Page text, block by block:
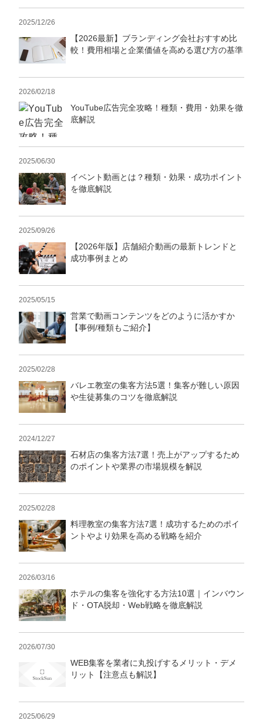
2025/12/26
【2026最新】ブランディング会社おすすめ比
較！費用相場と企業価値を高める選び方の基準
2026/02/18
YouTube広告完全攻略！種類・費用・効果を徹
底解説
2025/06/30
イベント動画とは？種類・効果・成功ポイント
を徹底解説
2025/09/26
【2026年版】店舗紹介動画の最新トレンドと
成功事例まとめ
2025/05/15
営業で動画コンテンツをどのように活かすか
【事例/種類もご紹介】
2025/02/28
バレエ教室の集客方法5選！集客が難しい原因
や生徒募集のコツを徹底解説
2024/12/27
石材店の集客方法7選！売上がアップするため
のポイントや業界の市場規模を解説
2025/02/28
料理教室の集客方法7選！成功するためのポイ
ントやより効果を高める戦略を紹介
2026/03/16
ホテルの集客を強化する方法10選｜インバウン
ド・OTA脱却・Web戦略を徹底解説
2026/07/30
WEB集客を業者に丸投げするメリット・デメ
リット【注意点も解説】
2025/06/29